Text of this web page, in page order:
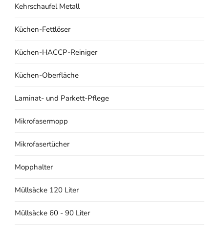
Kehrschaufel Metall
Küchen-Fettlöser
Küchen-HACCP-Reiniger
Küchen-Oberfläche
Laminat- und Parkett-Pflege
Mikrofasermopp
Mikrofasertücher
Mopphalter
Müllsäcke 120 Liter
Müllsäcke 60 - 90 Liter